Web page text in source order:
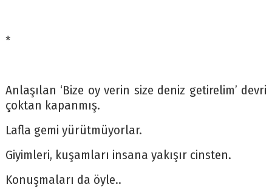
*
Anlaşılan ‘Bize oy verin size deniz getirelim’ devri
çoktan kapanmış.
Lafla gemi yürütmüyorlar.
Giyimleri, kuşamları insana yakışır cinsten.
Konuşmaları da öyle..